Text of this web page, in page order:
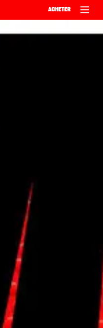
ACHETER